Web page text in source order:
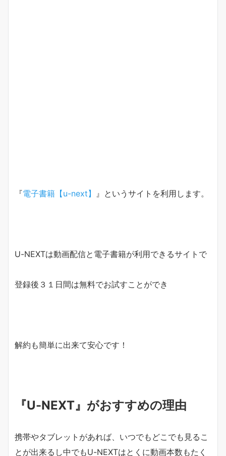
『電子書籍【u-next】 』というサイトを利用します。
U-NEXTは動画配信と電子書籍が利用できるサイトで
登録後３１日間は無料でお試すことができ
解約も簡単に出来て安心です！
『U-NEXT』がおすすめの理由
携帯やタブレットがあれば、いつでもどこでも見るこ
とが出来るし中でもU-NEXTはとくに動画本数もたく